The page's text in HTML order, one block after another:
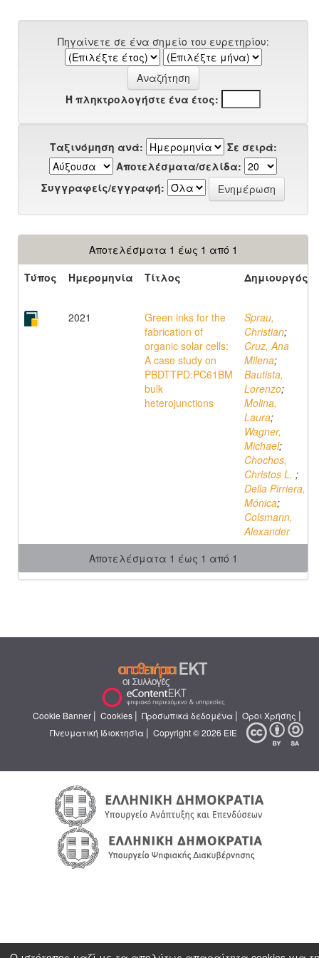
Πηγαίνετε σε ένα σημείο του ευρετηρίου:
Ή πληκτρολογήστε ένα έτος:
Ταξινόμηση ανά:
Σε σειρά:
Αποτελέσματα/σελίδα:
Συγγραφείς/εγγραφή:
Αποτελέσματα 1 έως 1 από 1
Τύπος
Ημερομηνία Τίτλος Δημιουργός
2021
Green inks for the
fabrication of
organic solar cells:
A case study on
PBDTTPD:PC61BM
bulk
heterojunctions
Sprau,
Christian;
Cruz, Ana
Milena;
Bautista,
Lorenzo;
Molina,
Laura;
Wagner,
Michael;
Chochos,
Christos L. ;
Della Pirriera,
Mónica;
Colsmann,
Alexander
Αποτελέσματα 1 έως 1 από 1
Cookie Banner | Cookies | Προσωπικά δεδομένα | Όροι Χρήσης |
Πνευματική Ιδιοκτησία | Copyright © 2026 ΕΙΕ